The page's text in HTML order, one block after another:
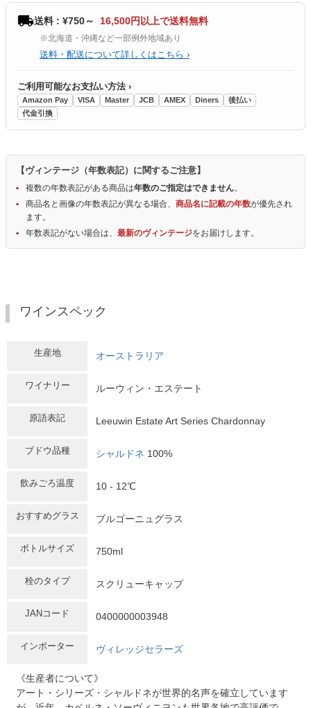
送料 : ¥750～ 16,500円以上で送料無料
※北海道・沖縄など一部例外地域あり
送料・配送について詳しくはこちら ›
ご利用可能なお支払い方法 ›
Amazon Pay VISA Master JCB AMEX Diners
後払い
代金引換
【ヴィンテージ（年数表記）に関するご注意】
複数の年数表記がある商品は年数のご指定はできません。
商品名と画像の年数表記が異なる場合、 商品名に記載の年数が優先され
ます。
年数表記がない場合は、 最新のヴィンテージをお届けします。
ワインスペック
生産地 オーストラリア
ワイナリー ルーウィン・エステート
原語表記 Leeuwin Estate Art Series Chardonnay
ブドウ品種 シャルドネ 100%
飲みごろ温度 10 - 12℃
おすすめグラス ブルゴーニュグラス
ボトルサイズ 750ml
栓のタイプ スクリューキャップ
JANコード 0400000003948
インポーター ヴィレッジセラーズ
《生産者について》
アート・シリーズ・シャルドネが世界的名声を確立しています